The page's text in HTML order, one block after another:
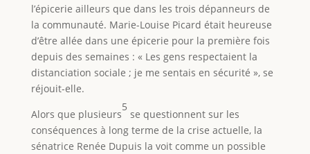
l’épicerie ailleurs que dans les trois dépanneurs de
la communauté. Marie-Louise Picard était heureuse
d’être allée dans une épicerie pour la première fois
depuis des semaines : « Les gens respectaient la
distanciation sociale ; je me sentais en sécurité », se
réjouit-elle.
Alors que plusieurs
5
se questionnent sur les
conséquences à long terme de la crise actuelle, la
sénatrice Renée Dupuis la voit comme un possible